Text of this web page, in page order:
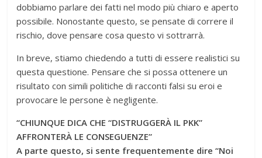
dobbiamo parlare dei fatti nel modo più chiaro e aperto
possibile. Nonostante questo, se pensate di correre il
rischio, dove pensare cosa questo vi sottrarrà.
In breve, stiamo chiedendo a tutti di essere realistici su
questa questione. Pensare che si possa ottenere un
risultato con simili politiche di racconti falsi su eroi e
provocare le persone è negligente.
“CHIUNQUE DICA CHE “DISTRUGGERÀ IL PKK”
AFFRONTERÀ LE CONSEGUENZE”
A parte questo, si sente frequentemente dire “Noi